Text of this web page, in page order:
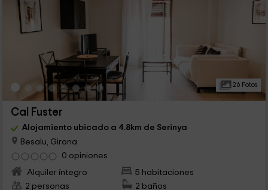
26 Fotos
Cal Fuster
Alojamiento ubicado a 4.8km de Serinya
Besalu, Girona
0 opiniones
Alquiler íntegro
5 habitaciones
2 personas
2 baños